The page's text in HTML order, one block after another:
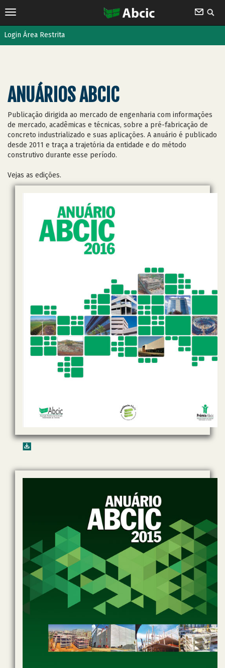
Login Área Restrita
ANUÁRIOS ABCIC
Publicação dirigida ao mercado de engenharia com informações
de mercado, acadêmicas e técnicas, sobre a pré-fabricação de
concreto industrializado e suas aplicações. A anuário é publicado
desde 2011 e traça a trajetória da entidade e do método
construtivo durante esse período.
Vejas as edições.